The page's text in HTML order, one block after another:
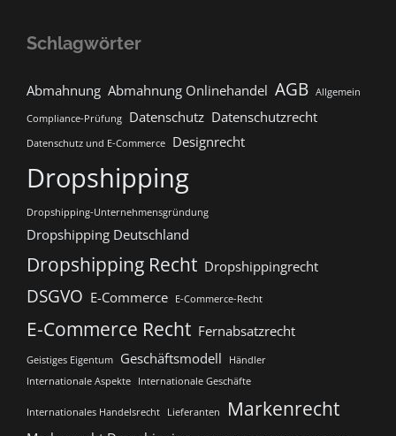
Schlagwörter
Abmahnung Abmahnung Onlinehandel AGB Allgemein
Compliance-Prüfung Datenschutz Datenschutzrecht
Datenschutz und E-Commerce Designrecht
Dropshipping
Dropshipping-Unternehmensgründung
Dropshipping Deutschland
Dropshipping Recht Dropshippingrecht
DSGVO E-Commerce E-Commerce-Recht
E-Commerce Recht Fernabsatzrecht
Geistiges Eigentum Geschäftsmodell
Händler
Internationale Aspekte
Internationale Geschäfte
Internationales Handelsrecht Lieferanten Markenrecht